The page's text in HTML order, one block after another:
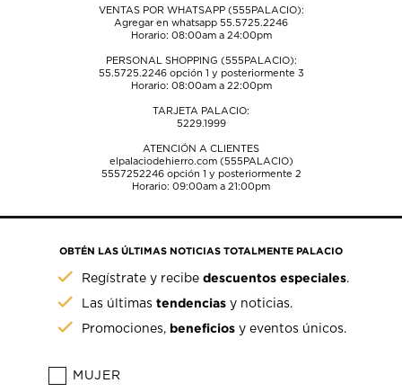
VENTAS POR WHATSAPP (555PALACIO):
Agregar en whatsapp 55.5725.2246
Horario: 08:00am a 24:00pm
PERSONAL SHOPPING (555PALACIO):
55.5725.2246opción 1 y posteriormente 3
Horario: 08:00am a 22:00pm
TARJETA PALACIO:
5229.1999
ATENCIÓN A CLIENTES
elpalaciodehierro.com (555PALACIO)
5557252246opción 1 y posteriormente 2
Horario: 09:00am a 21:00pm
OBTÉN LAS ÚLTIMAS NOTICIAS TOTALMENTE PALACIO
Regístrate y recibedescuentos especiales.
Las últimastendencias y noticias.
Promociones, beneficios y eventos únicos.
MUJER